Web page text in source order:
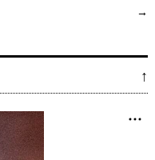
новости →
↑